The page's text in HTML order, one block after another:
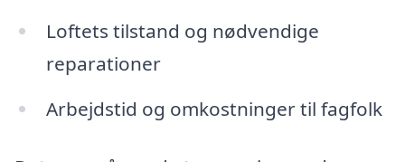
Loftets tilstand og nødvendige
reparationer
Arbejdstid og omkostninger til fagfolk